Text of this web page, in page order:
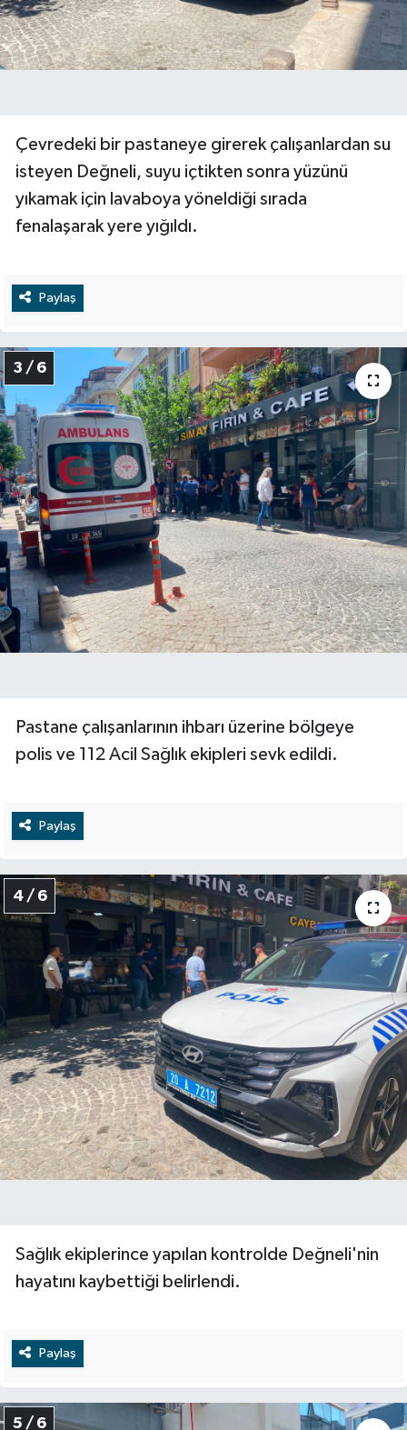
Çevredeki bir pastaneye girerek çalışanlardan su
isteyen Değneli, suyu içtikten sonra yüzünü
yıkamak için lavaboya yöneldiği sırada
fenalaşarak yere yığıldı.
Paylaş
3 / 6
Pastane çalışanlarının ihbarı üzerine bölgeye
polis ve 112 Acil Sağlık ekipleri sevk edildi.
Paylaş
4 / 6
Sağlık ekiplerince yapılan kontrolde Değneli'nin
hayatını kaybettiği belirlendi.
Paylaş
5 / 6